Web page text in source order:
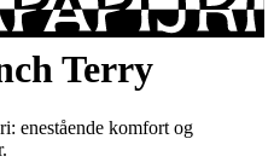
Terry
enestående komfort og